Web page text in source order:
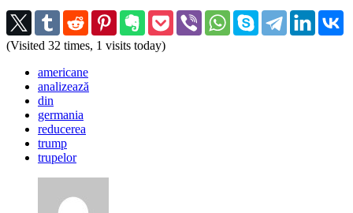
(Visited 32 times, 1 visits today)
americane
analizează
din
germania
reducerea
trump
trupelor